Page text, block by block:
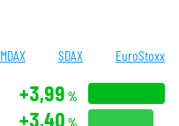
MDAX SDAX EuroStoxx
+3,99 %
+3,40